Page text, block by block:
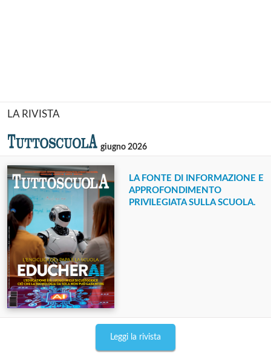
LA RIVISTA
giugno 2026
LA FONTE DI INFORMAZIONE E
APPROFONDIMENTO
PRIVILEGIATA SULLA SCUOLA.
Leggi la rivista